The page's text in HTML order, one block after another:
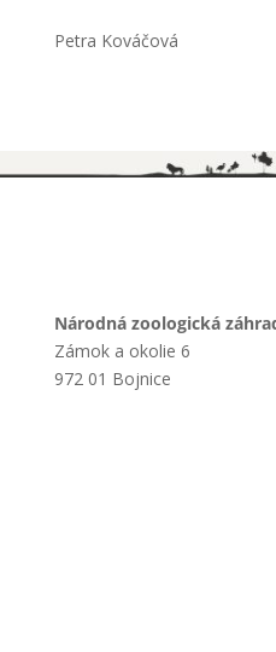
Petra Kováčová
Národná zoologická
Zámok a okolie 6
972 01 Bojnice